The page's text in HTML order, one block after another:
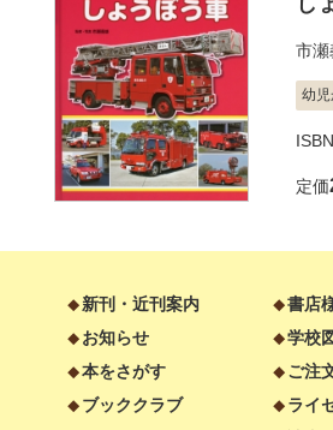
市瀬
幼児
定価
新刊・近刊案内
お知らせ
本をさがす
ブッククラブ
書店
学校
ご注
ライ